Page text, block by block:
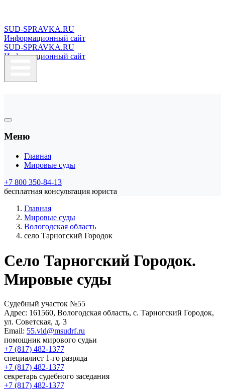
SUD-SPRAVKA.RU
Информационный сайт
SUD-SPRAVKA.RU
Информационный сайт
Меню
Главная
Мировые суды
+7 800 350-84-13
бесплатная консультация юриста
Главная
Мировые суды
Вологодская область
село Тарногский Городок
Село Тарногский Городок.
Мировые суды
Cудебный участок №55
Адрес: 161560, Вологодская область, с. Тарногский Городок,
ул. Советская, д. 3
Email: 55.vld@msudrf.ru
помощник мирового судьи
+7 (817) 482-1377
специалист 1-го разряда
+7 (817) 482-1377
секретарь судебного заседания
+7 (817) 482-1377